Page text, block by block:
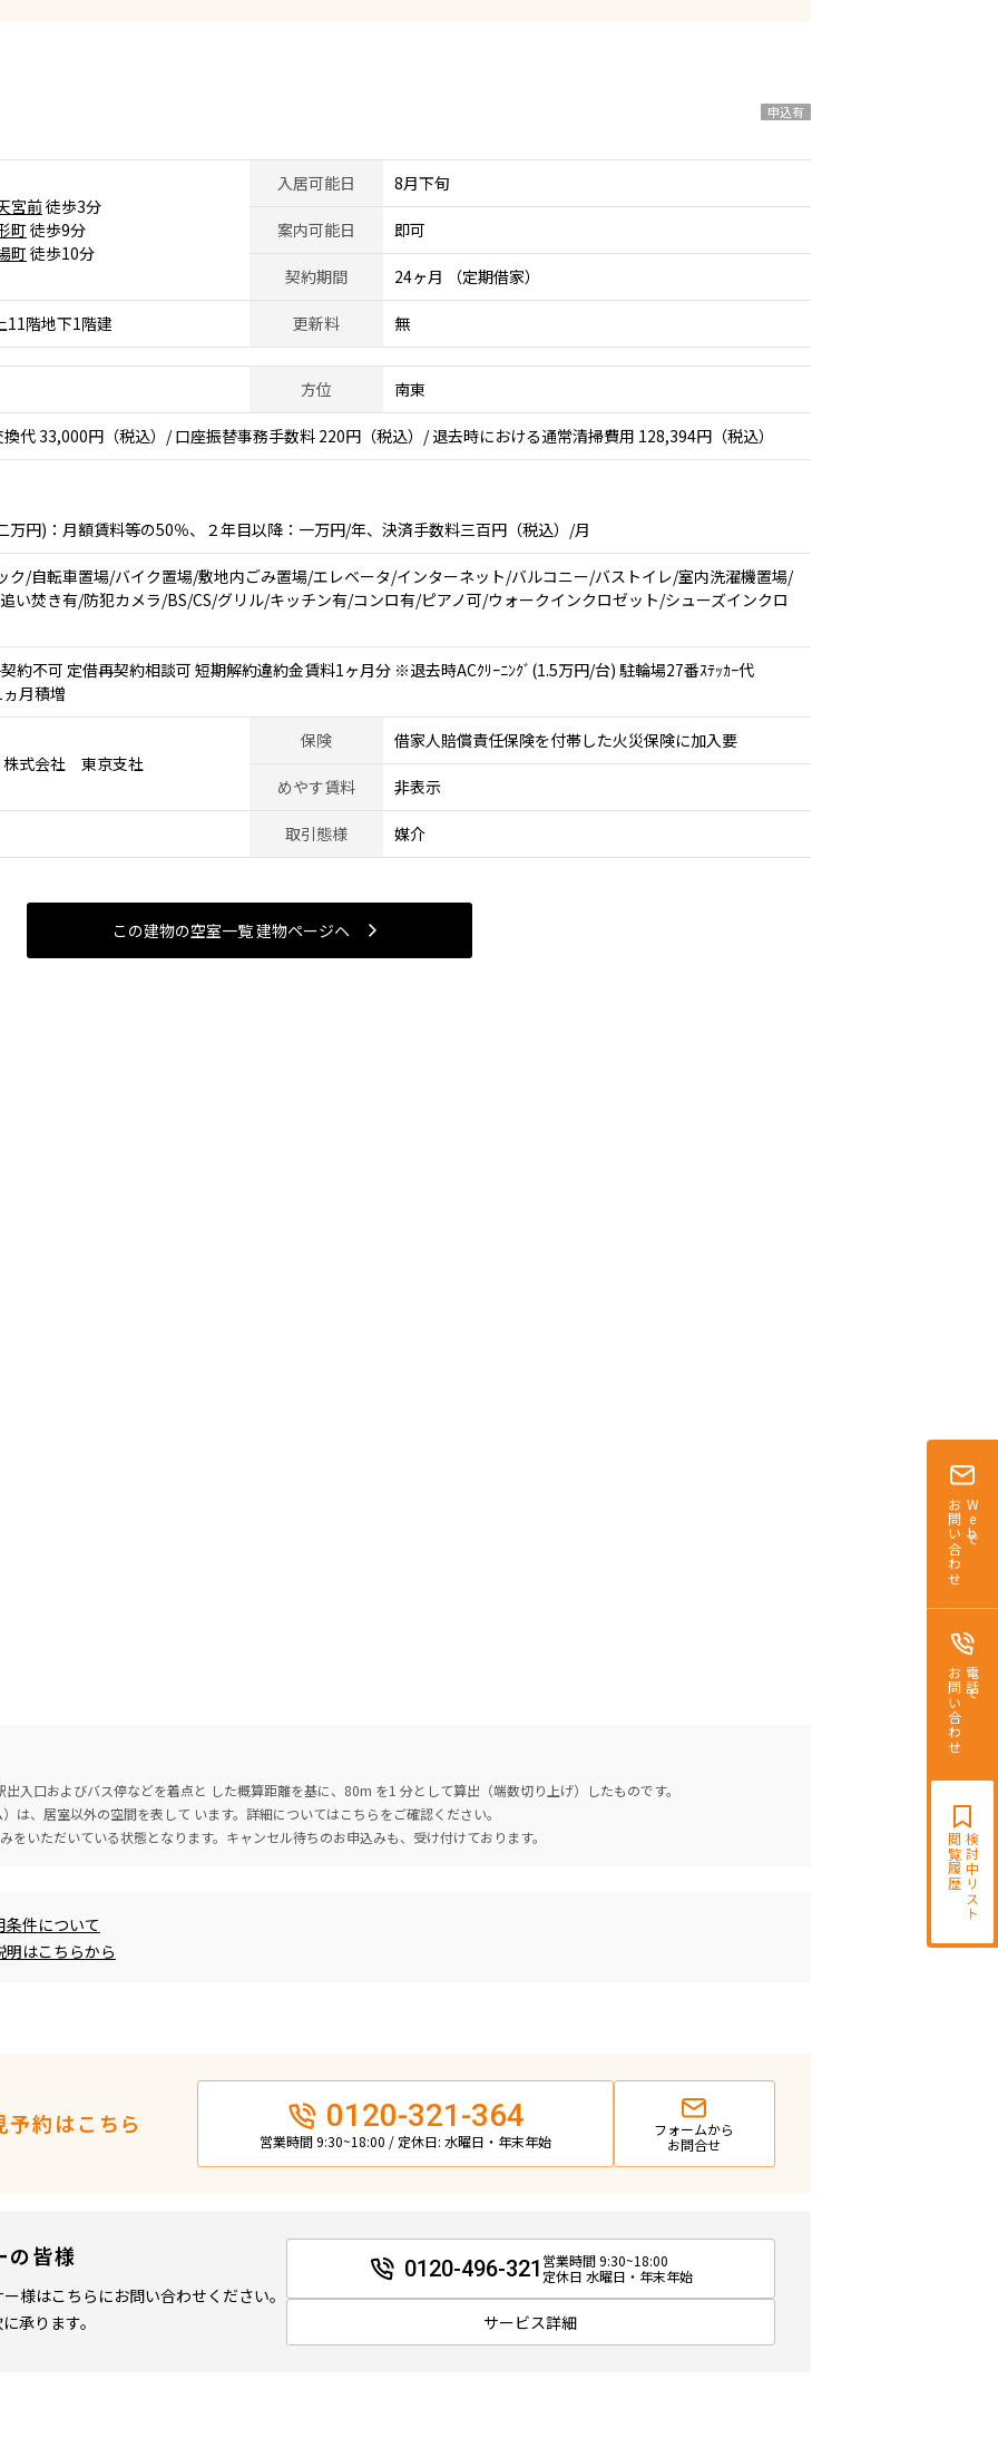
Webで
お問い合わせ
電話で
お問い合わせ
検討中リスト
閲覧履歴
申込有
宮前徒歩3分
町 徒歩9分
町 徒歩10分
入居可能日 8月下旬
案内可能日 即可
契約期間 24ヶ月 （定期借家）
11階地下1階建 更新料 無
方位 南東
代 33,000円（税込）/ 口座振替事務手数料 220円（税込）/ 退去時における通常清掃費用 128,394円（税込）
万円)：月額賃料等の50％、２年目以降：一万円/年、決済手数料三百円（税込）/月
ク/自転車置場/バイク置場/敷地内ごみ置場/エレベータ/インターネット/バルコニー/バストイレ/室内洗濯機置場/
い焚き有/防犯カメラ/BS/CS/グリル/キッチン有/コンロ有/ピアノ可/ウォークインクロゼット/シューズインクロ
約不可 定借再契約相談可 短期解約違約金賃料1ヶ月分 ※退去時ACｸﾘｰﾆﾝｸﾞ(1.5万円/台) 駐輪場27番ｽﾃｯｶｰ代
月積増
株式会社 東京支社
保険 借家人賠償責任保険を付帯した火災保険に加入要
めやす賃料 非表示
取引態様 媒介
この建物の空室一覧 建物ページヘ
入口およびバス停などを着点と した概算距離を基に、80m を1 分として算出（端数切り上げ）したものです。
は、居室以外の空間を表して います。詳細についてはこちらをご確認ください。
をいただいている状態となります。キャンセル待ちのお申込みも、受け付けております。
件について
はこちらから
約はこちら 0120-321-364
営業時間 9:30~18:00 / 定休日: 水曜日・年末年始
フォームから
お問合せ
の皆様
様はこちらにお問い合わせください。
承ります。
0120-496-321 営業時間 9:30~18:00
定休日 水曜日・年末年始
サービス詳細